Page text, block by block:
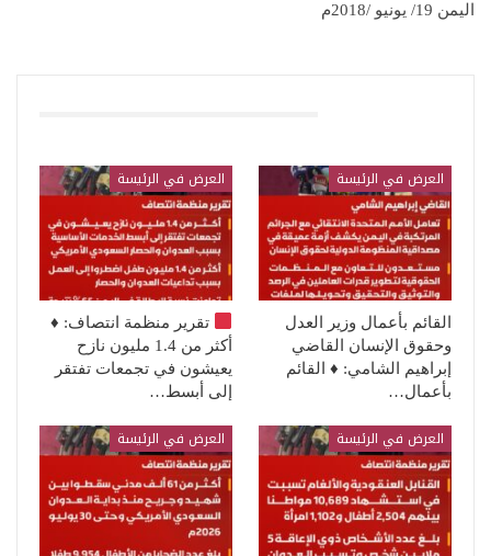
اليمن 19/ يونيو /2018م
العرض في الرئيسة
القائم بأعمال وزير العدل
وحقوق الإنسان القاضي
إبراهيم الشامي: ♦️ القائم
بأعمال…
العرض في الرئيسة
تقرير منظمة انتصاف: ♦️
أكثر من 1.4 مليون نازح
يعيشون في تجمعات تفتقر
إلى أبسط…
العرض في الرئيسة العرض في الرئيسة